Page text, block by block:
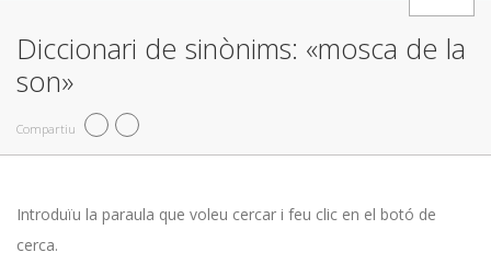
Diccionari de sinònims: «mosca de la
son»
Compartiu
Introduïu la paraula que voleu cercar i feu clic en el botó de
cerca.